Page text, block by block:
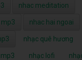
nhac meditation
nhac hai ngoai
nhạc quê hương
nhạc lofi